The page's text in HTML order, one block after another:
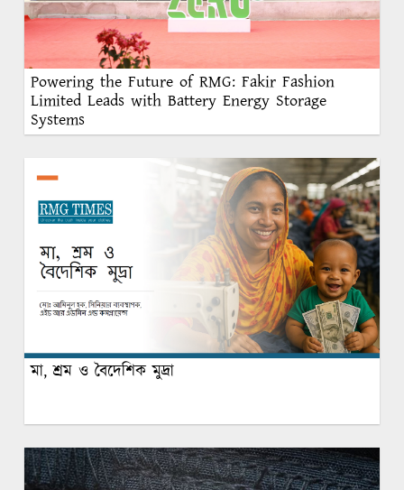
Powering the Future of RMG: Fakir Fashion
Limited Leads with Battery Energy Storage
Systems
মা, শ্রম ও বৈদেশিক মুদ্রা